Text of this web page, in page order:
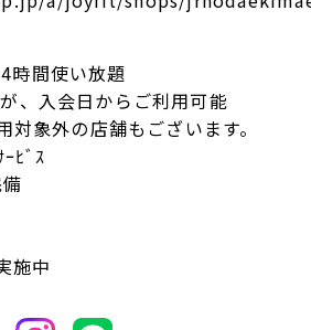
間使い放題
、入会日からご利用可能
象外の店舗もございます。
ﾋﾞｽ
施中